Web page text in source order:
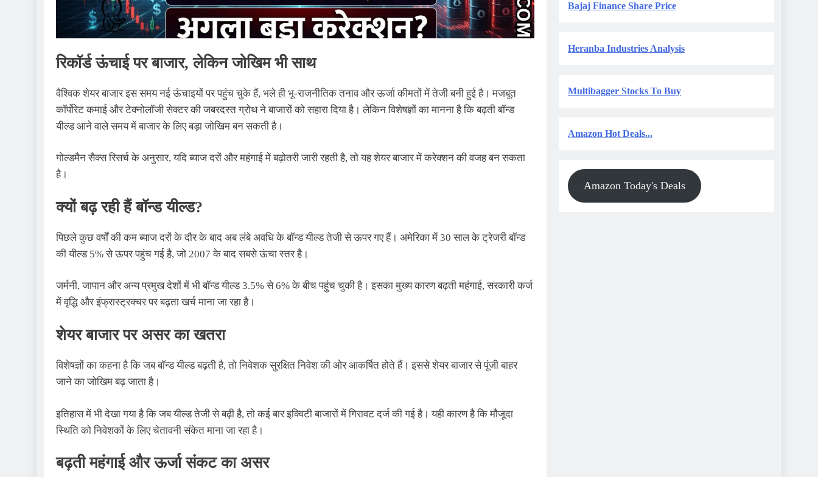
रिकॉर्ड ऊंचाई पर बाजार, लेकिन जोखिम भी साथ
वैश्विक शेयर बाजार इस समय नई ऊंचाइयों पर पहुंच चुके हैं, भले ही भू-राजनीतिक तनाव और ऊर्जा कीमतों में तेजी बनी हुई है। मजबूत
कॉर्पोरेट कमाई और टेक्नोलॉजी सेक्टर की जबरदस्त ग्रोथ ने बाजारों को सहारा दिया है। लेकिन विशेषज्ञों का मानना है कि बढ़ती बॉन्ड
यील्ड आने वाले समय में बाजार के लिए बड़ा जोखिम बन सकती है।
गोल्डमैन सैक्स रिसर्च के अनुसार, यदि ब्याज दरों और महंगाई में बढ़ोतरी जारी रहती है, तो यह शेयर बाजार में करेक्शन की वजह बन सकता
है।
क्यों बढ़ रही हैं बॉन्ड यील्ड?
पिछले कुछ वर्षों की कम ब्याज दरों के दौर के बाद अब लंबे अवधि के बॉन्ड यील्ड तेजी से ऊपर गए हैं। अमेरिका में 30 साल के ट्रेजरी बॉन्ड
की यील्ड 5% से ऊपर पहुंच गई है, जो 2007 के बाद सबसे ऊंचा स्तर है।
जर्मनी, जापान और अन्य प्रमुख देशों में भी बॉन्ड यील्ड 3.5% से 6% के बीच पहुंच चुकी है। इसका मुख्य कारण बढ़ती महंगाई, सरकारी कर्ज
में वृद्धि और इंफ्रास्ट्रक्चर पर बढ़ता खर्च माना जा रहा है।
शेयर बाजार पर असर का खतरा
विशेषज्ञों का कहना है कि जब बॉन्ड यील्ड बढ़ती है, तो निवेशक सुरक्षित निवेश की ओर आकर्षित होते हैं। इससे शेयर बाजार से पूंजी बाहर
जाने का जोखिम बढ़ जाता है।
इतिहास में भी देखा गया है कि जब यील्ड तेजी से बढ़ी है, तो कई बार इक्विटी बाजारों में गिरावट दर्ज की गई है। यही कारण है कि मौजूदा
स्थिति को निवेशकों के लिए चेतावनी संकेत माना जा रहा है।
बढ़ती महंगाई और ऊर्जा संकट का असर
Bajaj Finance Share Price
Heranba Industries Analysis
Multibagger Stocks To Buy
Amazon Hot Deals...
Amazon Today's Deals